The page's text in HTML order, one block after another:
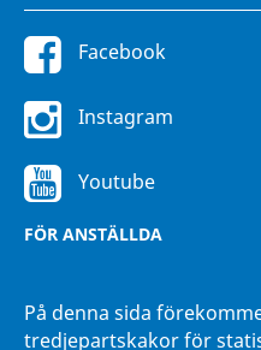
På denna sida
tredjepartskakor för
Facebook
Instagram
Youtube
FÖR ANSTÄLLDA